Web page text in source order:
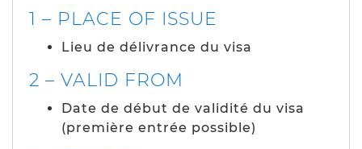
1 – PLACE OF ISSUE
Lieu de délivrance du visa
2 – VALID FROM
Date de début de validité du visa
(première entrée possible)